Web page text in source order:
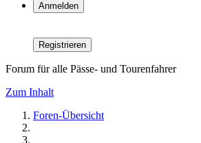
Anmelden
Registrieren
Forum für alle Pässe- und Tourenfahrer
Zum Inhalt
Foren-Übersicht